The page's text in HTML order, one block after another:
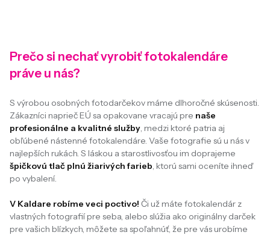
Prečo si nechať vyrobiť fotokalendáre
práve u nás?
S výrobou osobných fotodarčekov máme dlhoročné skúsenosti.
Zákazníci naprieč EÚ sa opakovane vracajú pre naše
profesionálne a kvalitné služby, medzi ktoré patria aj
obľúbené nástenné fotokalendáre. Vaše fotografie sú u nás v
najlepších rukách. S láskou a starostlivosťou im doprajeme
špičkovú tlač plnú žiarivých farieb, ktorú sami oceníte ihneď
po vybalení.
V Kaldare robíme veci poctivo! Či už máte fotokalendár z
vlastných fotografií pre seba, alebo slúžia ako originálny darček
pre vašich blízkych, môžete sa spoľahnúť, že pre vás urobíme